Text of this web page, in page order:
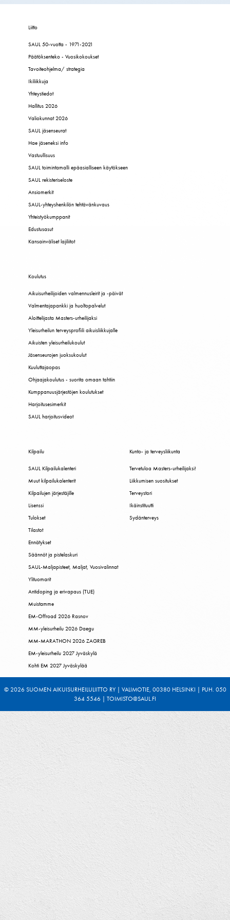
Liitto
SAUL 50-vuotta - 1971-2021
Päätöksenteko - Vuosikokoukset
Tavoiteohjelma/ strategia
Ikiliikkuja
Yhteystiedot
Hallitus 2026
Valiokunnat 2026
SAUL jäsenseurat
Hae jäseneksi info
Vastuullisuus
SAUL toimintamalli epäasialliseen käytökseen
SAUL rekisteriseloste
Ansiomerkit
SAUL-yhteyshenkilön tehtävänkuvaus
Yhteistyökumppanit
Edustusasut
Kansainväliset lajiliitot
Koulutus
Aikuisurheilijoiden valmennusleirit ja -päivät
Valmentajapankki ja huoltopalvelut
Aloittelijasta Masters-urheilijaksi
Yleisurheilun terveysprofiili aikuisliikkujalle
Aikuisten yleisurheilukoulut
Jäsenseurojen juoksukoulut
Kuuluttajaopas
Ohjaajakoulutus - suorita omaan tahtiin
Kumppanuusjärjestöjen koulutukset
Harjoitusesimerkit
SAUL harjoitusvideot
Kilpailu
SAUL Kilpailukalenteri
Muut kilpailukalenterit
Kilpailujen järjestäjille
Lisenssi
Tulokset
Tilastot
Ennätykset
Säännöt ja pistelaskuri
SAUL-Maljapisteet, Maljat, Vuosivalinnat
Ylituomarit
Antidoping ja erivapaus (TUE)
Muistamme
EM-Offroad 2026 Rasnov
MM-yleisurheilu 2026 Daegu
MM-MARATHON 2026 ZAGREB
EM-yleisurheilu 2027 Jyväskylä
Kohti EM 2027 Jyväskylää
Kunto- ja terveysliikunta
Tervetuloa Masters-urheilijaksi!
Liikkumisen suositukset
Terveystori
Ikäinstituutti
Sydänterveys
© 2026 SUOMEN AIKUISURHEILULIITTO RY | VALIMOTIE, 00380 HELSINKI | PUH. 050
364 5546 | TOIMISTO@SAUL.FI